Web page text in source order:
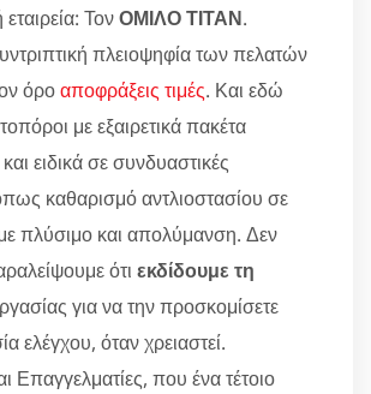
ΤονΟΜΙΛΟ ΤΙΤΑΝ.
πλειοψηφία των πελατών
όροαποφράξεις τιμές. Και εδώ
με εξαιρετικά πακέτα
ειδικά σε συνδυαστικές
καθαρισμό αντλιοστασίου σε
πλύσιμο και απολύμανση. Δεν
ότι εκδίδουμε τη
για να την προσκομίσετε
ελέγχου, όταν χρειαστεί.
Επαγγελματίες, που ένα τέτοιο